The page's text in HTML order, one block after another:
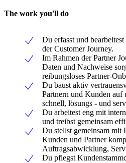
The work you'll do
Du erfasst und
der Customer Journey.
Im Rahmen der Partner
Daten und Nachweise
reibungsloses Partner-
Du baust aktiv
Partnern und Kunden auf
schnell, lösungs - und
Du arbeitest eng mit
und treibst gemeinsam
Du stellst gemeinsam mit
Kunden und Partner
Auftragsabwicklung,
Du pflegst